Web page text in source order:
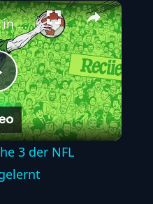
Das haben wir in Woche 3 der NFL Regular Season 2024 gelernt
3 der NFL